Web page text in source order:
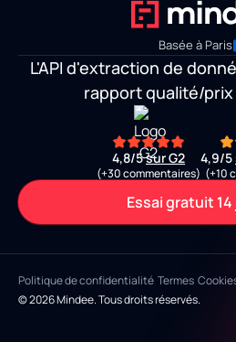
Basée à Paris
L'API d'extraction de
rapport qualité/
4,8/5sur G2
(+30 commentaires)
4,9/5
(+10
Essai gratuit
© 2026 Mindee. Tous droits réservés.
Politique de confidentialité Termes